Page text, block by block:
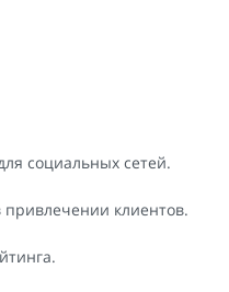
социальных сетей.
клиентов.